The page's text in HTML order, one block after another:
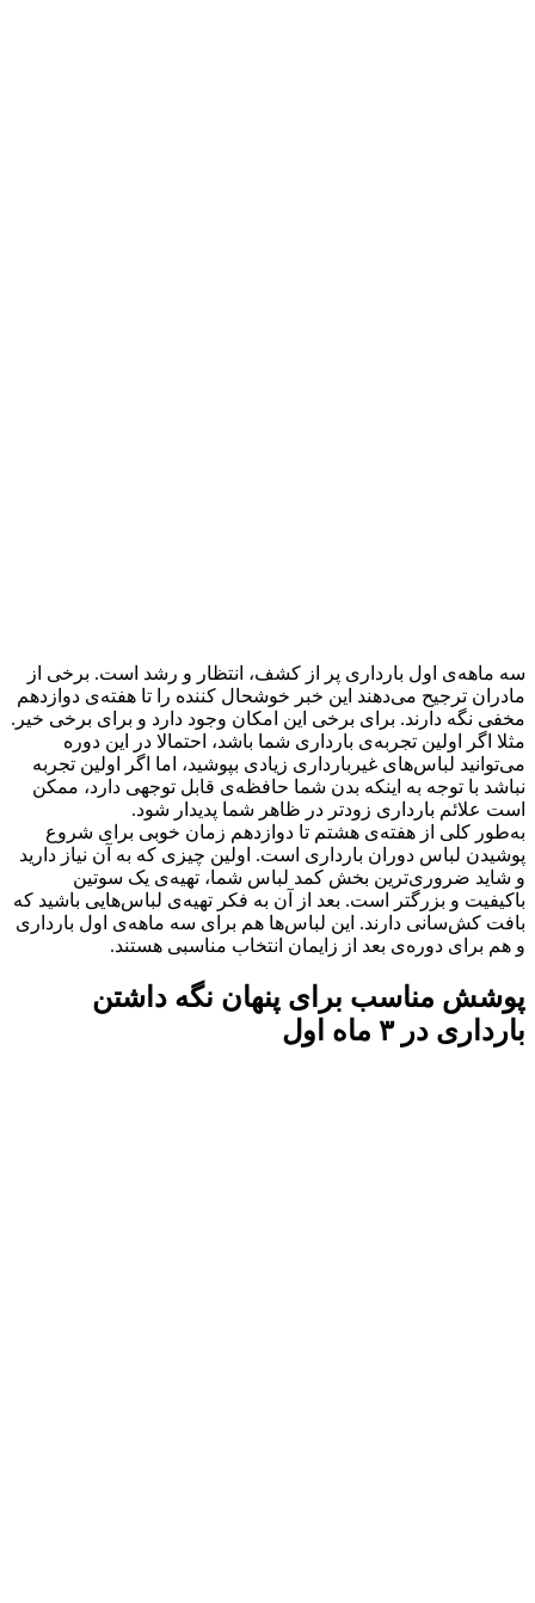
سه ماهه‌ی اول بارداری پر از کشف، انتظار و رشد است. برخی از
مادران ترجیح می‌دهند این خبر خوشحال کننده را تا هفته‌ی دوازدهم
مخفی نگه دارند. برای برخی این امکان وجود دارد و برای برخی خیر.
مثلا اگر اولین تجربه‌ی بارداری شما باشد، احتمالا در این دوره
می‌توانید لباس‌های غیربارداری زیادی بپوشید، اما اگر اولین تجربه
نباشد با توجه به اینکه بدن شما حافظه‌ی قابل توجهی دارد، ممکن
است علائم بارداری زودتر در ظاهر شما پدیدار شود.
به‌طور کلی از هفته‌ی هشتم تا دوازدهم زمان خوبی برای شروع
پوشیدن لباس‌ دوران بارداری است. اولین چیزی که به آن نیاز دارید
و شاید ضروری‌ترین بخش کمد لباس شما، تهیه‌ی یک سوتین
باکیفیت و بزرگتر است. بعد از آن به فکر تهیه‌ی لباس‌هایی باشید که
بافت کش‌سانی دارند. این لباس‌ها هم برای سه ماهه‌ی اول بارداری
و هم برای دوره‌ی بعد از زایمان انتخاب مناسبی هستند.
پوشش مناسب برای پنهان نگه داشتن
بارداری در ۳ ماه اول